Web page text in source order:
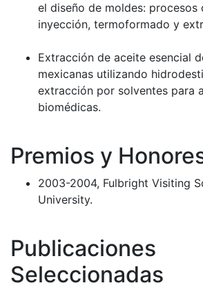
el diseño de moldes: procesos
inyección, termoformado y
Extracción de aceite esencial
mexicanas utilizando
extracción por solventes para
biomédicas.
Premios y
2003-2004, Fulbright Visiting
University.
Publicaciones
Seleccionadas